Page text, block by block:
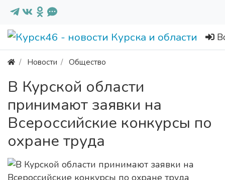
Новости Общество
В Курской области
принимают заявки на
Всероссийские конкурсы по
охране труда